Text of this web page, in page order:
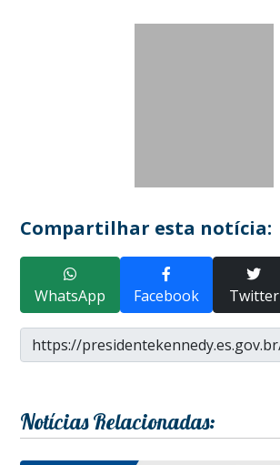
Compartilhar esta notícia:
WhatsApp Facebook Twitter
Notícias Relacionadas: